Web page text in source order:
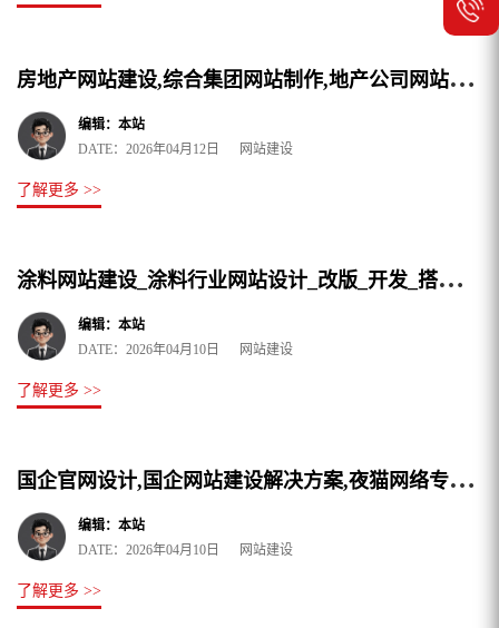
房
地产网站建设,综合集团网站制作,地产公司网站设计精选夜猫网络
编辑：本站
DATE：2026年04月12日 网站建设
了解更多 >>
涂
料网站建设_涂料行业网站设计_改版_开发_搭建制作公司
编辑：本站
DATE：2026年04月10日 网站建设
了解更多 >>
国
企官网设计,国企网站建设解决方案,夜猫网络专注国企网站制作公司
编辑：本站
DATE：2026年04月10日 网站建设
了解更多 >>